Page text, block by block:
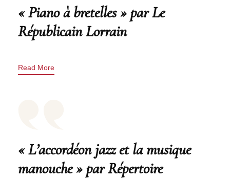
« Piano à bretelles » par Le
Républicain Lorrain
Read More
« L’accordéon jazz et la musique
manouche » par Répertoire